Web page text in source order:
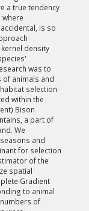
a true tendency
is so
density
was to
animals and
selection
within the
Bison
a part of
We
and
for selection
of the
spatial
Gradient
to animal
of